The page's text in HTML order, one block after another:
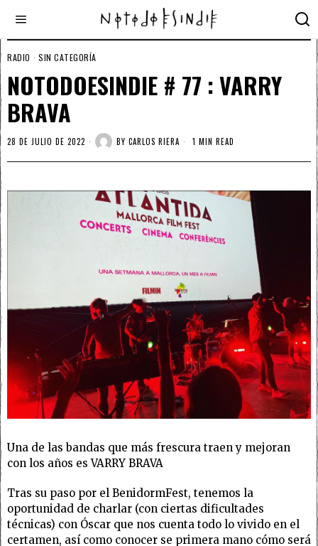
RADIO · SIN CATEGORÍA
NOTODOESINDIE # 77 : VARRY
BRAVA
28 DE JULIO DE 2022 BY CARLOS RIERA 1 MIN READ
Una de las bandas que más frescura traen y mejoran
con los años es VARRY BRAVA
Tras su paso por el BenidormFest, tenemos la
oportunidad de charlar (con ciertas dificultades
técnicas) con Óscar que nos cuenta todo lo vivido en el
certamen, así como conocer se primera mano cómo será